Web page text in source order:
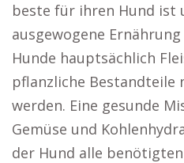
beste für ihren Hund ist
ausgewogene
Hunde hauptsächlich
pflanzliche Bestandteile
werden. Eine gesunde
Gemüse und
der Hund alle